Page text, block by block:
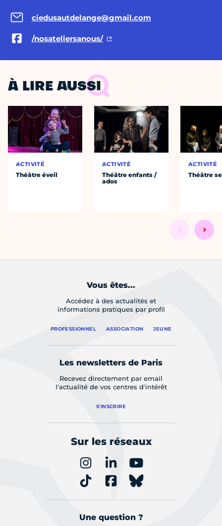
ciedusautdelange@gmail.com
/nosateliersanous/
À LIRE AUSSI
ACTIVITÉ
Théâtre éveil
ACTIVITÉ
Théâtre enfants /
ados
ACTIVITÉ
Théâtre
Vous êtes...
Accédez à des actualités et
informations pratiques par profil
PROFESSIONNEL ASSOCIATION JEUNE
Les newsletters de Paris
Recevez directement par email
l'actualité de vos centres d'intérêt
S'INSCRIRE
Sur les réseaux
Une question ?